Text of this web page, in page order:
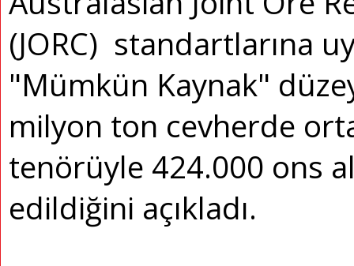
(JORC) standartlarına
"Mümkün Kaynak"
milyon ton cevherde
tenörüyle 424.000 ons
edildiğini açıkladı.